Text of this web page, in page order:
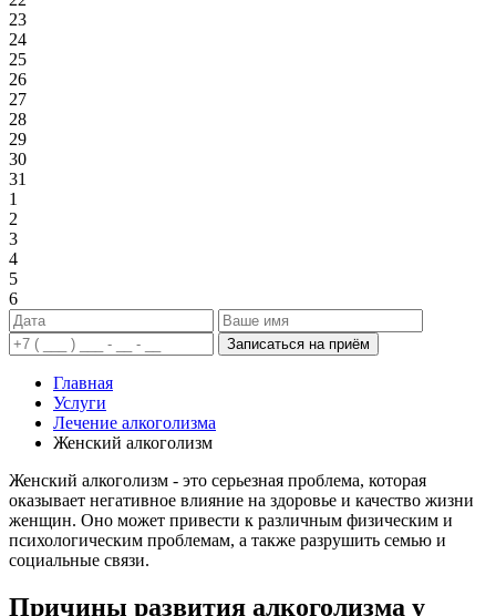
23
24
25
26
27
28
29
30
31
1
2
3
4
5
6
Записаться на приём
Главная
Услуги
Лечение алкоголизма
Женский алкоголизм
Женский алкоголизм - это серьезная проблема, которая
оказывает негативное влияние на здоровье и качество жизни
женщин. Оно может привести к различным физическим и
психологическим проблемам, а также разрушить семью и
социальные связи.
Причины развития алкоголизма у